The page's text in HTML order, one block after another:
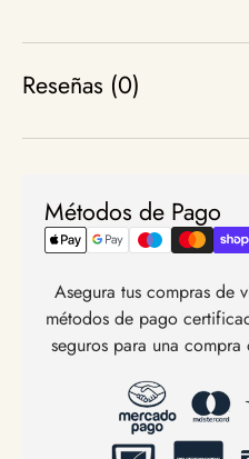
Reseñas (0)
Métodos de Pago
Asegura tus compras de
métodos de pago
seguros para una